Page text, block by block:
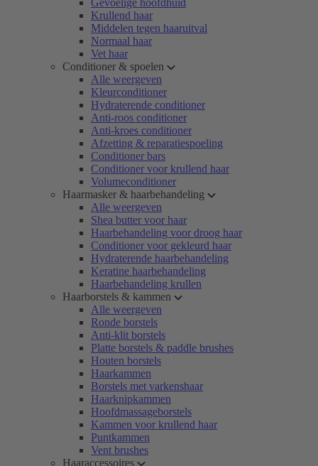
Gevoelige hoofdhuid
Krullend haar
Middelen tegen haaruitval
Normaal haar
Vet haar
Conditioner & spoelen
Alle weergeven
Kleurconditioner
Hydraterende conditioner
Anti-roos conditioner
Anti-kroes conditioner
Afzetting & reparatiespoeling
Conditioner bars
Conditioner voor krullend haar
Volumeconditioner
Haarmasker & haarbehandeling
Alle weergeven
Shea butter voor haar
Haarbehandeling voor droog haar
Conditioner voor gekleurd haar
Hydraterende haarbehandeling
Keratine haarbehandeling
Haarbehandeling krullen
Haarborstels & kammen
Alle weergeven
Ronde borstels
Anti-klit borstels
Platte borstels & paddle brushes
Houten borstels
Haarkammen
Borstels met varkenshaar
Haarknipkammen
Hoofdmassageborstels
Kammen voor krullend haar
Puntkammen
Vent brushes
Haaraccessoires